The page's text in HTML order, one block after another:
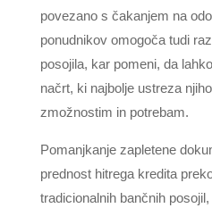
povezano s čakanjem na
ponudnikov omogoča tudi
posojila, kar pomeni, da
načrt, ki najbolje ustreza
zmožnostim in potrebam.
Pomanjkanje zapletene
prednost hitrega kredita
tradicionalnih bančnih